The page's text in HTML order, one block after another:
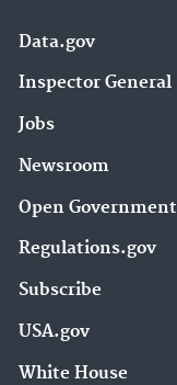
Data.gov
Inspector General
Jobs
Newsroom
Open Government
Regulations.gov
Subscribe
USA.gov
White House